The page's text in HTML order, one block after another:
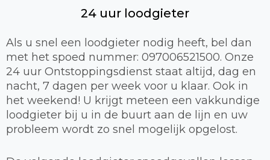
24 uur loodgieter
Als u snel een loodgieter nodig heeft, bel dan
met het spoed nummer: 097006521500. Onze
24 uur Ontstoppingsdienst staat altijd, dag en
nacht, 7 dagen per week voor u klaar. Ook in
het weekend! U krijgt meteen een vakkundige
loodgieter bij u in de buurt aan de lijn en uw
probleem wordt zo snel mogelijk opgelost.